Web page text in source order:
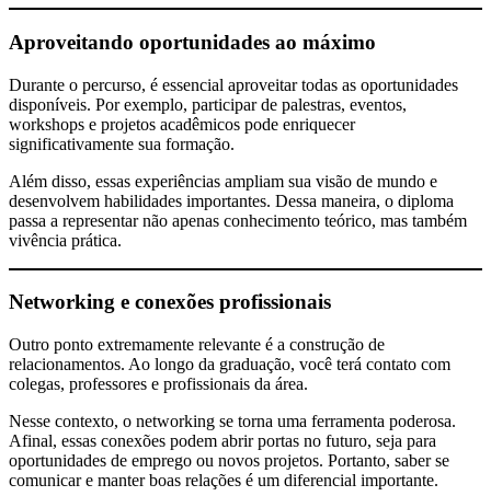
Aproveitando oportunidades ao máximo
Durante o percurso, é essencial aproveitar todas as oportunidades
disponíveis. Por exemplo, participar de palestras, eventos,
workshops e projetos acadêmicos pode enriquecer
significativamente sua formação.
Além disso, essas experiências ampliam sua visão de mundo e
desenvolvem habilidades importantes. Dessa maneira, o diploma
passa a representar não apenas conhecimento teórico, mas também
vivência prática.
Networking e conexões profissionais
Outro ponto extremamente relevante é a construção de
relacionamentos. Ao longo da graduação, você terá contato com
colegas, professores e profissionais da área.
Nesse contexto, o networking se torna uma ferramenta poderosa.
Afinal, essas conexões podem abrir portas no futuro, seja para
oportunidades de emprego ou novos projetos. Portanto, saber se
comunicar e manter boas relações é um diferencial importante.